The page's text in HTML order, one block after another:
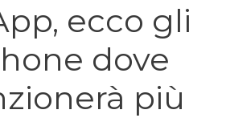
ecco gli
dove
più